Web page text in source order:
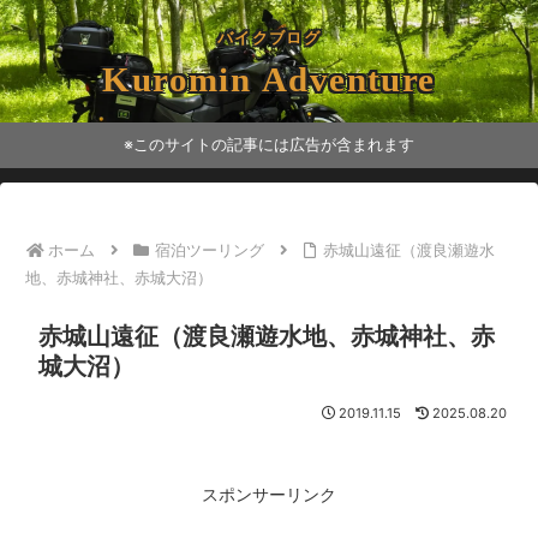
バイクブログ
Kuromin Adventure
※このサイトの記事には広告が含まれます
ホーム 宿泊ツーリング
赤城山遠征（渡良瀬遊水
地、赤城神社、赤城大沼）
赤城山遠征（渡良瀬遊水地、赤城神社、赤
城大沼）
2019.11.15 2025.08.20
スポンサーリンク